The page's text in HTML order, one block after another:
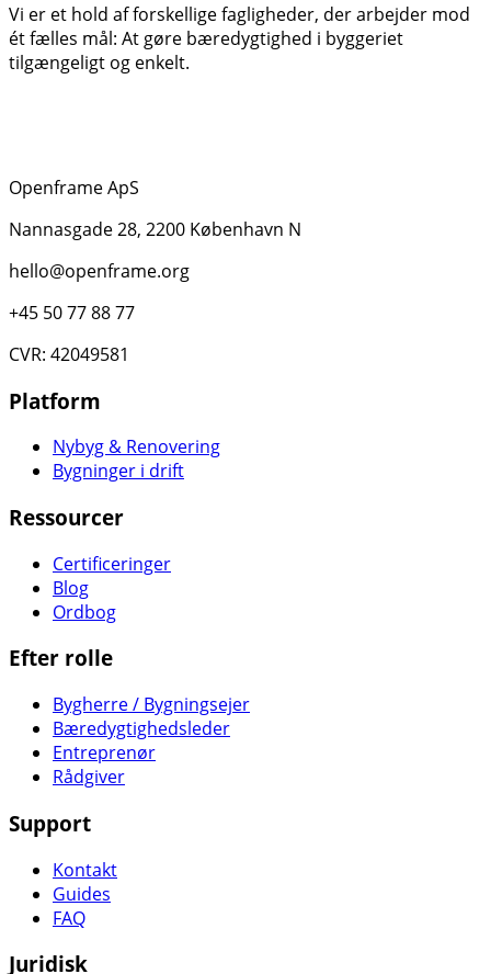
Vi er et hold af forskellige fagligheder, der arbejder mod
ét fælles mål: At gøre bæredygtighed i byggeriet
tilgængeligt og enkelt.
Openframe ApS
Nannasgade 28, 2200 København N
hello@openframe.org
+45 50 77 88 77
CVR: 42049581
Platform
Nybyg & Renovering
Bygninger i drift
Ressourcer
Certificeringer
Blog
Ordbog
Efter rolle
Bygherre / Bygningsejer
Bæredygtighedsleder
Entreprenør
Rådgiver
Support
Kontakt
Guides
FAQ
Juridisk